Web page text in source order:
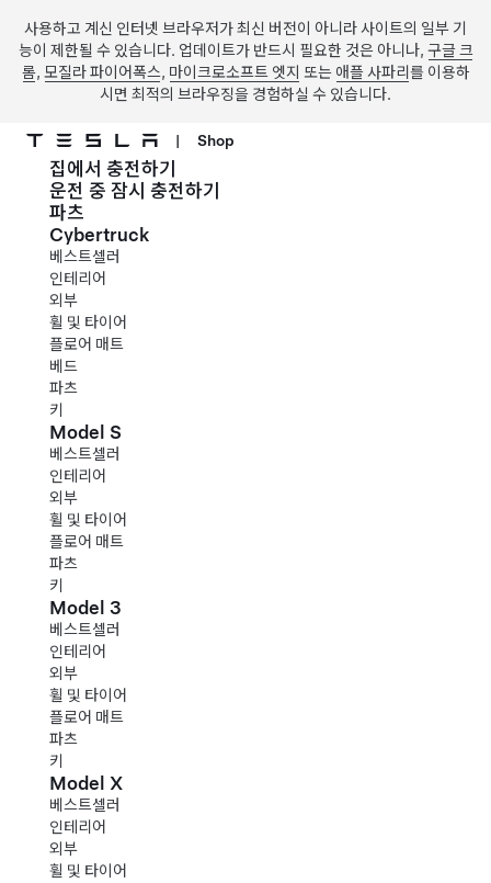
사용하고 계신 인터넷 브라우저가 최신 버전이 아니라 사이트의 일부 기
능이 제한될 수 있습니다. 업데이트가 반드시 필요한 것은 아니나, 구글 크
롬, 모질라 파이어폭스, 마이크로소프트 엣지 또는 애플 사파리 를 이용하
시면 최적의 브라우징을 경험하실 수 있습니다.
주요 콘텐츠로 건너뛰기
| Shop
집에서 충전하기
운전 중 잠시 충전하기
파츠
Cybertruck
베스트셀러
인테리어
외부
휠 및 타이어
플로어 매트
베드
파츠
키
Model S
베스트셀러
인테리어
외부
휠 및 타이어
플로어 매트
파츠
키
Model 3
베스트셀러
인테리어
외부
휠 및 타이어
플로어 매트
파츠
키
Model X
베스트셀러
인테리어
외부
휠 및 타이어